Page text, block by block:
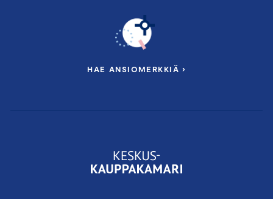
HAE ANSIOMERKKIÄ ›